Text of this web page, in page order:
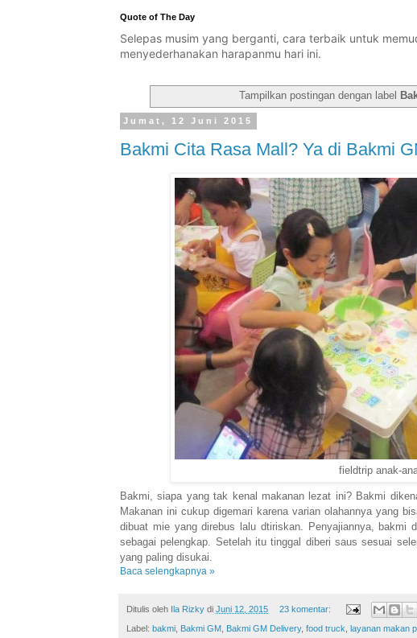
Quote of The Day
Selepas musim yang berganti, cara terbaik untuk
menyederhanakan harapanmu hari ini.
Tampilkan postingan dengan label
Jumat, 12 Juni 2015
Bakmi Cita Rasa Mall? Ya di Bakmi
fieldtrip anak-
Bakmi, siapa yang tak kenal makanan lezat ini? Bakmi
Makanan ini cukup digemari karena varian olahannya yang
dibuat mie yang direbus lalu dtiriskan. Penyajiannya, bakmi
sebagai pelengkap. Setelah itu tinggal diberi saus sesuai
yang paling disukai.
Baca selengkapnya »
Ditulis oleh Ila Rizky di Juni 12, 2015 23 komentar:
Label: bakmi Bakmi GM Bakmi GM Delivery, food truck layanan makan